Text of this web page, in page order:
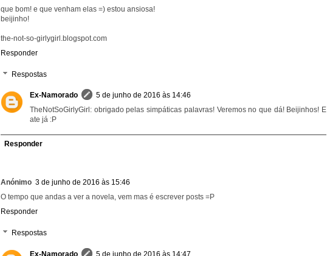
que bom! e que venham elas =) estou ansiosa!
beijinho!
the-not-so-girlygirl.blogspot.com
Responder
Respostas
Ex-Namorado
5 de junho de 2016 às 14:46
TheNotSoGirlyGirl: obrigado pelas simpáticas palavras! Veremos no que dá! Beijinhos! E
ate já :P
Responder
Anónimo 3 de junho de 2016 às 15:46
O tempo que andas a ver a novela, vem mas é escrever posts =P
Responder
Respostas
Ex-Namorado
5 de junho de 2016 às 14:47